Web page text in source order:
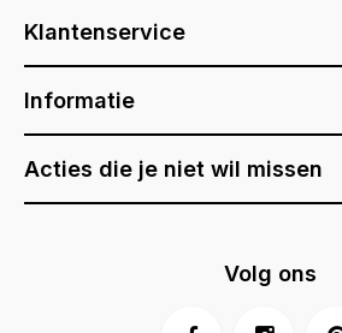
Klantenservice
Informatie
Acties die je niet wil missen
Volg ons